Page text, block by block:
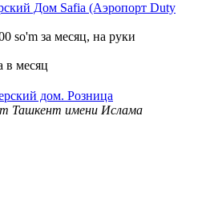
Дом Safia (Аэропорт Duty
so'm за месяц, на руки
в месяц
дом. Розница
Ташкент имени Ислама